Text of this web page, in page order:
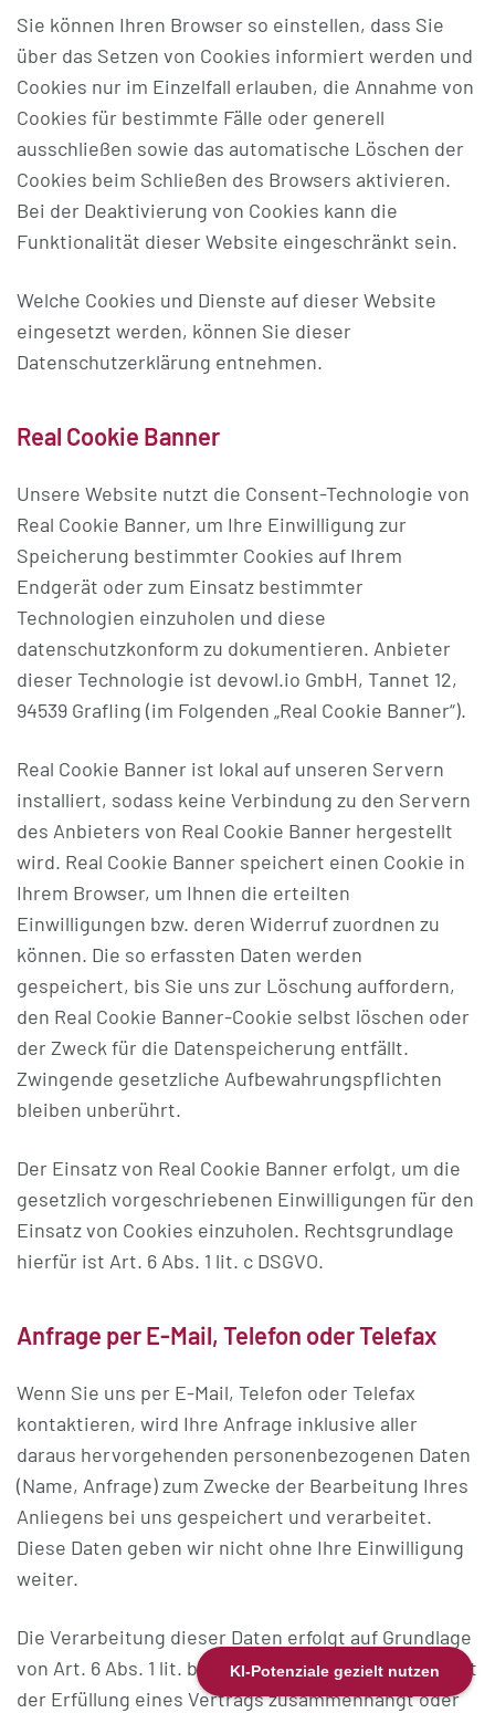
KI-Potenziale gezielt nutzen
Sie können Ihren Browser so einstellen, dass Sie
über das Setzen von Cookies informiert werden und
Cookies nur im Einzelfall erlauben, die Annahme von
Cookies für bestimmte Fälle oder generell
ausschließen sowie das automatische Löschen der
Cookies beim Schließen des Browsers aktivieren.
Bei der Deaktivierung von Cookies kann die
Funktionalität dieser Website eingeschränkt sein.
Welche Cookies und Dienste auf dieser Website
eingesetzt werden, können Sie dieser
Datenschutzerklärung entnehmen.
Real Cookie Banner
Unsere Website nutzt die Consent-Technologie von
Real Cookie Banner, um Ihre Einwilligung zur
Speicherung bestimmter Cookies auf Ihrem
Endgerät oder zum Einsatz bestimmter
Technologien einzuholen und diese
datenschutzkonform zu dokumentieren. Anbieter
dieser Technologie ist devowl.io GmbH, Tannet 12,
94539 Grafling (im Folgenden „Real Cookie Banner“).
Real Cookie Banner ist lokal auf unseren Servern
installiert, sodass keine Verbindung zu den Servern
des Anbieters von Real Cookie Banner hergestellt
wird. Real Cookie Banner speichert einen Cookie in
Ihrem Browser, um Ihnen die erteilten
Einwilligungen bzw. deren Widerruf zuordnen zu
können. Die so erfassten Daten werden
gespeichert, bis Sie uns zur Löschung auffordern,
den Real Cookie Banner-Cookie selbst löschen oder
der Zweck für die Datenspeicherung entfällt.
Zwingende gesetzliche Aufbewahrungspflichten
bleiben unberührt.
Der Einsatz von Real Cookie Banner erfolgt, um die
gesetzlich vorgeschriebenen Einwilligungen für den
Einsatz von Cookies einzuholen. Rechtsgrundlage
hierfür ist Art. 6 Abs. 1 lit. c DSGVO.
Anfrage per E-Mail, Telefon oder Telefax
Wenn Sie uns per E-Mail, Telefon oder Telefax
kontaktieren, wird Ihre Anfrage inklusive aller
daraus hervorgehenden personenbezogenen Daten
(Name, Anfrage) zum Zwecke der Bearbeitung Ihres
Anliegens bei uns gespeichert und verarbeitet.
Diese Daten geben wir nicht ohne Ihre Einwilligung
weiter.
Die Verarbeitung dieser Daten erfolgt auf Grundlage
von Art. 6 Abs. 1 lit. b DSGVO, sofern Ihre Anfrage mit
der Erfüllung eines Vertrags zusammenhängt oder